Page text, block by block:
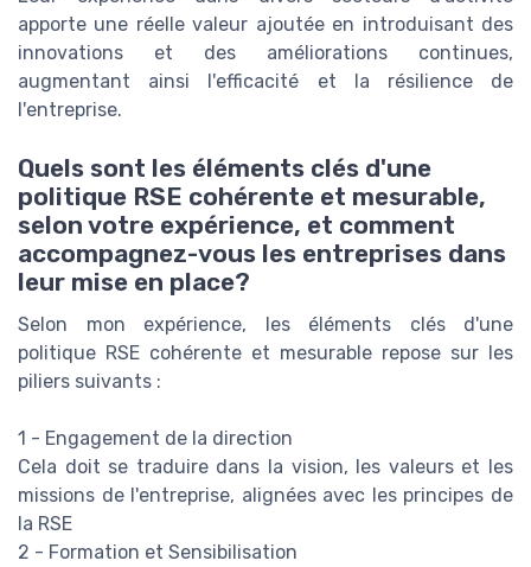
apporte une réelle valeur ajoutée en introduisant des
innovations et des améliorations continues,
augmentant ainsi l'efficacité et la résilience de
l'entreprise.
Quels sont les éléments clés d'une
politique RSE cohérente et mesurable,
selon votre expérience, et comment
accompagnez-vous les entreprises dans
leur mise en place?
Selon mon expérience, les éléments clés d'une
politique RSE cohérente et mesurable repose sur les
piliers suivants :
1 - Engagement de la direction
Cela doit se traduire dans la vision, les valeurs et les
missions de l'entreprise, alignées avec les principes de
la RSE
2 - Formation et Sensibilisation